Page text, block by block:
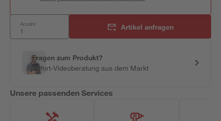
Anzahl: Artikel anfragen
Fragen zum Produkt?
Sofort-Videoberatung aus dem Markt
Unsere passenden Services